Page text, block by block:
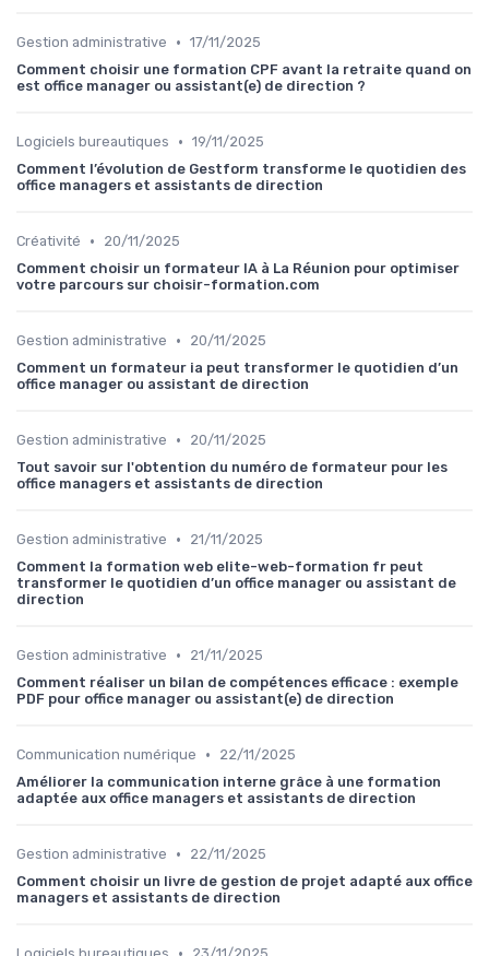
Gestion administrative • 17/11/2025
Comment choisir une formation CPF avant la retraite quand on
est office manager ou assistant(e) de direction ?
Logiciels bureautiques • 19/11/2025
Comment l’évolution de Gestform transforme le quotidien des
office managers et assistants de direction
Créativité •
20/11/2025
Comment choisir un formateur IA à La Réunion pour optimiser
votre parcours sur choisir-formation.com
Gestion administrative •
20/11/2025
Comment un formateur ia peut transformer le quotidien d’un
office manager ou assistant de direction
Gestion administrative •
20/11/2025
Tout savoir sur l'obtention du numéro de formateur pour les
office managers et assistants de direction
Gestion administrative •
21/11/2025
Comment la formation web elite-web-formation fr peut
transformer le quotidien d’un office manager ou assistant de
direction
Gestion administrative •
21/11/2025
Comment réaliser un bilan de compétences efficace : exemple
PDF pour office manager ou assistant(e) de direction
Communication numérique •
22/11/2025
Améliorer la communication interne grâce à une formation
adaptée aux office managers et assistants de direction
Gestion administrative •
22/11/2025
Comment choisir un livre de gestion de projet adapté aux office
managers et assistants de direction